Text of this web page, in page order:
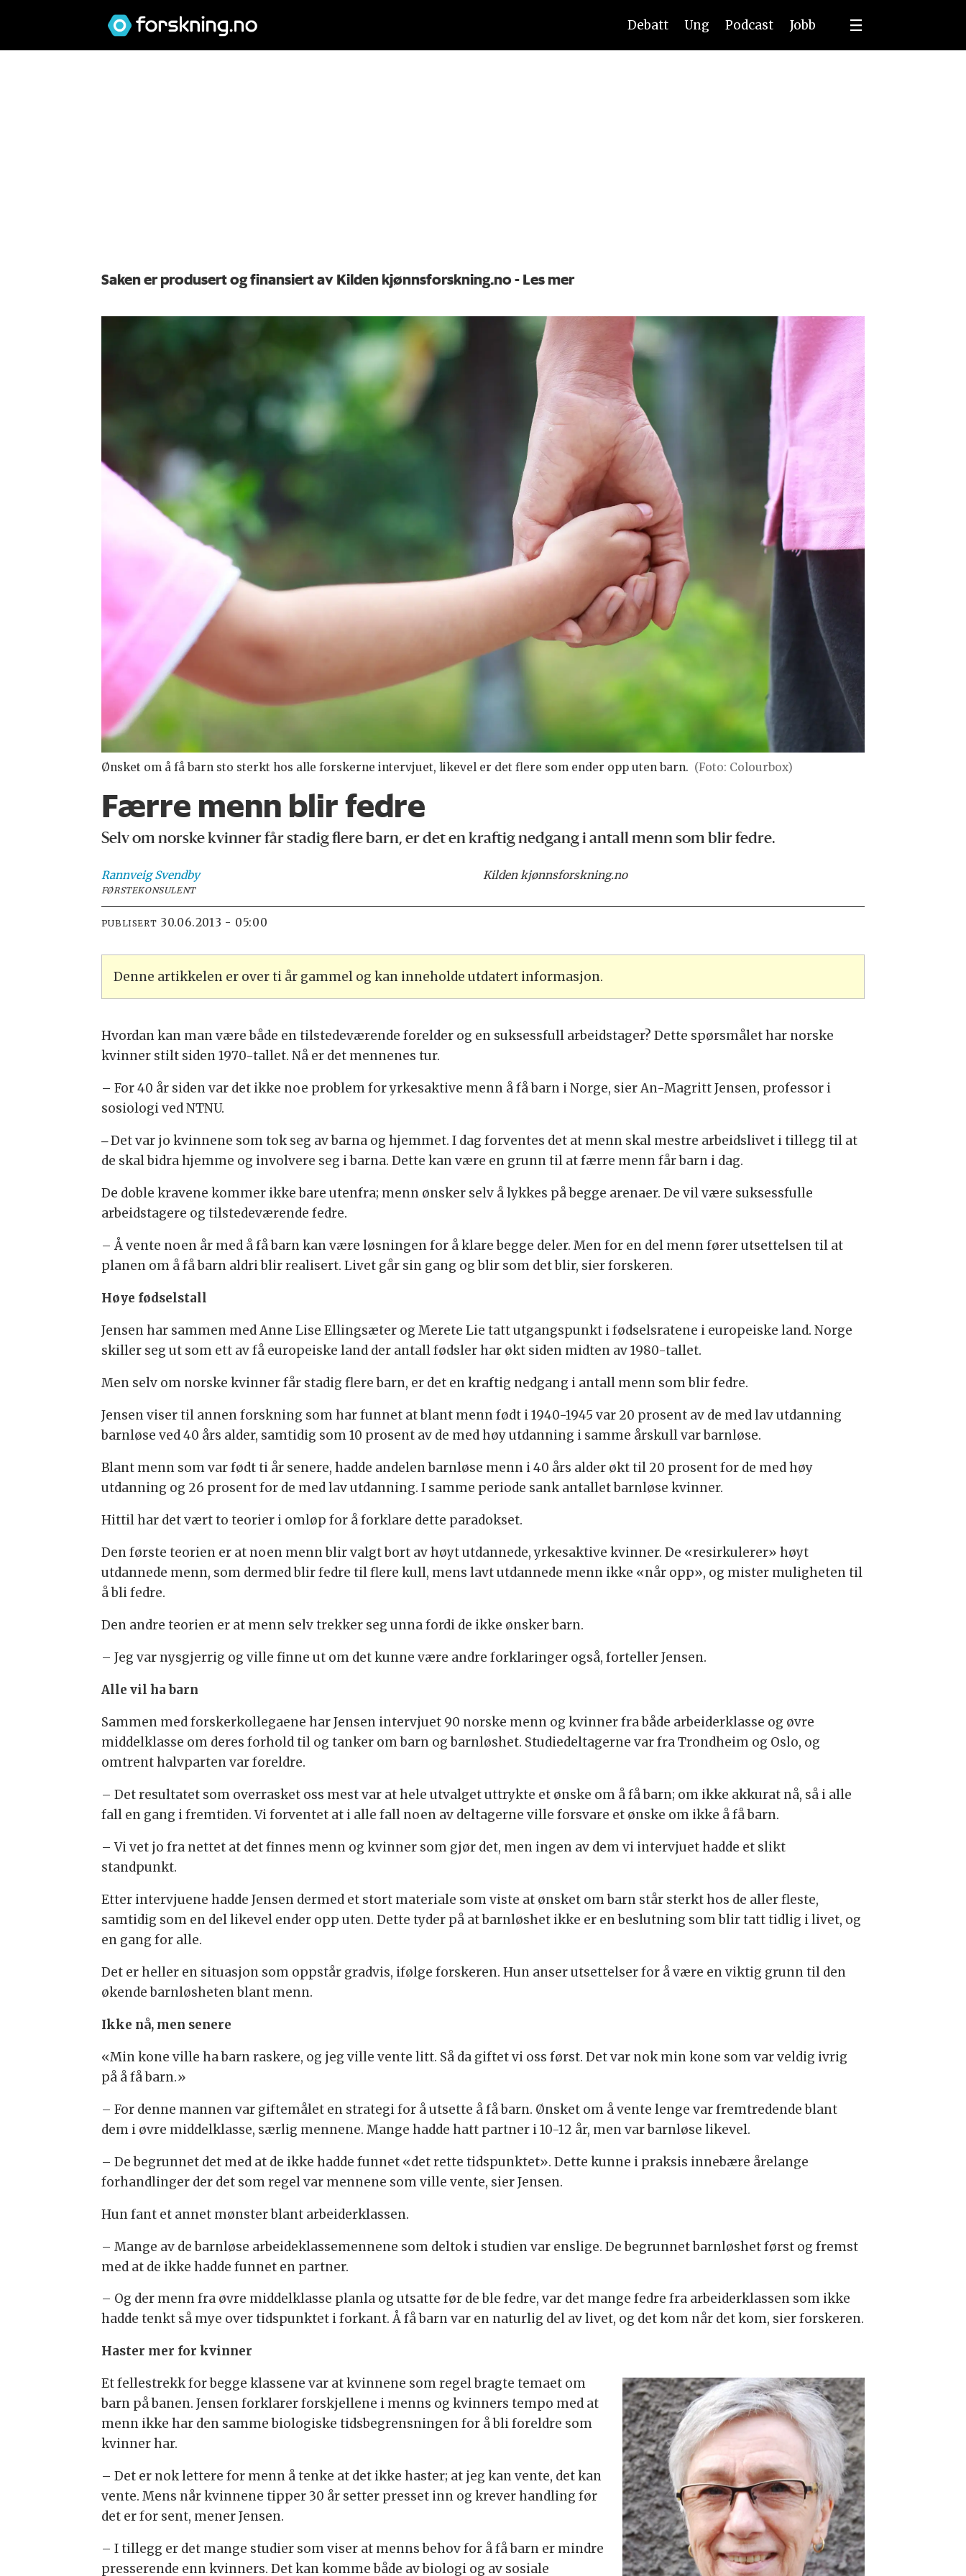
Debatt Ung Podcast Jobb
Saken er produsert og finansiert av Kilden kjønnsforskning.no- Les mer
Ønsket om å få barn sto sterkt hos alle forskerne intervjuet, likevel er det flere som ender opp uten barn. (Foto: Colourbox)
Færre menn blir fedre
Selv om norske kvinner får stadig flere barn, er det en kraftig nedgang i antall menn som blir fedre.
Rannveig Svendby
FØRSTEKONSULENT
Kilden kjønnsforskning.no
PUBLISERT 30.06.2013 - 05:00
Denne artikkelen er over ti år gammel og kan inneholde utdatert informasjon.
Hvordan kan man være både en tilstedeværende forelder og en suksessfull arbeidstager? Dette spørsmålet har norske
kvinner stilt siden 1970-tallet. Nå er det mennenes tur.
– For 40 år siden var det ikke noe problem for yrkesaktive menn å få barn i Norge, sier An-Magritt Jensen, professor i
sosiologi ved NTNU.
‒ Det var jo kvinnene som tok seg av barna og hjemmet. I dag forventes det at menn skal mestre arbeidslivet i tillegg til at
de skal bidra hjemme og involvere seg i barna. Dette kan være en grunn til at færre menn får barn i dag.
De doble kravene kommer ikke bare utenfra; menn ønsker selv å lykkes på begge arenaer. De vil være suksessfulle
arbeidstagere og tilstedeværende fedre.
– Å vente noen år med å få barn kan være løsningen for å klare begge deler. Men for en del menn fører utsettelsen til at
planen om å få barn aldri blir realisert. Livet går sin gang og blir som det blir, sier forskeren.
Høye fødselstall
Jensen har sammen med Anne Lise Ellingsæter og Merete Lie tatt utgangspunkt i fødselsratene i europeiske land. Norge
skiller seg ut som ett av få europeiske land der antall fødsler har økt siden midten av 1980-tallet.
Men selv om norske kvinner får stadig flere barn, er det en kraftig nedgang i antall menn som blir fedre.
Jensen viser til annen forskning som har funnet at blant menn født i 1940-1945 var 20 prosent av de med lav utdanning
barnløse ved 40 års alder, samtidig som 10 prosent av de med høy utdanning i samme årskull var barnløse.
Blant menn som var født ti år senere, hadde andelen barnløse menn i 40 års alder økt til 20 prosent for de med høy
utdanning og 26 prosent for de med lav utdanning. I samme periode sank antallet barnløse kvinner.
Hittil har det vært to teorier i omløp for å forklare dette paradokset.
Den første teorien er at noen menn blir valgt bort av høyt utdannede, yrkesaktive kvinner. De «resirkulerer» høyt
utdannede menn, som dermed blir fedre til flere kull, mens lavt utdannede menn ikke «når opp», og mister muligheten til
å bli fedre.
Den andre teorien er at menn selv trekker seg unna fordi de ikke ønsker barn.
– Jeg var nysgjerrig og ville finne ut om det kunne være andre forklaringer også, forteller Jensen.
Alle vil ha barn
Sammen med forskerkollegaene har Jensen intervjuet 90 norske menn og kvinner fra både arbeiderklasse og øvre
middelklasse om deres forhold til og tanker om barn og barnløshet. Studiedeltagerne var fra Trondheim og Oslo, og
omtrent halvparten var foreldre.
– Det resultatet som overrasket oss mest var at hele utvalget uttrykte et ønske om å få barn; om ikke akkurat nå, så i alle
fall en gang i fremtiden. Vi forventet at i alle fall noen av deltagerne ville forsvare et ønske om ikke å få barn.
– Vi vet jo fra nettet at det finnes menn og kvinner som gjør det, men ingen av dem vi intervjuet hadde et slikt
standpunkt.
Etter intervjuene hadde Jensen dermed et stort materiale som viste at ønsket om barn står sterkt hos de aller fleste,
samtidig som en del likevel ender opp uten. Dette tyder på at barnløshet ikke er en beslutning som blir tatt tidlig i livet, og
en gang for alle.
Det er heller en situasjon som oppstår gradvis, ifølge forskeren. Hun anser utsettelser for å være en viktig grunn til den
økende barnløsheten blant menn.
Ikke nå, men senere
«Min kone ville ha barn raskere, og jeg ville vente litt. Så da giftet vi oss først. Det var nok min kone som var veldig ivrig
på å få barn.»
– For denne mannen var giftemålet en strategi for å utsette å få barn. Ønsket om å vente lenge var fremtredende blant
dem i øvre middelklasse, særlig mennene. Mange hadde hatt partner i 10-12 år, men var barnløse likevel.
– De begrunnet det med at de ikke hadde funnet «det rette tidspunktet». Dette kunne i praksis innebære årelange
forhandlinger der det som regel var mennene som ville vente, sier Jensen.
Hun fant et annet mønster blant arbeiderklassen.
– Mange av de barnløse arbeideklassemennene som deltok i studien var enslige. De begrunnet barnløshet først og fremst
med at de ikke hadde funnet en partner.
– Og der menn fra øvre middelklasse planla og utsatte før de ble fedre, var det mange fedre fra arbeiderklassen som ikke
hadde tenkt så mye over tidspunktet i forkant. Å få barn var en naturlig del av livet, og det kom når det kom, sier forskeren.
Haster mer for kvinner
Et fellestrekk for begge klassene var at kvinnene som regel bragte temaet om
barn på banen. Jensen forklarer forskjellene i menns og kvinners tempo med at
menn ikke har den samme biologiske tidsbegrensningen for å bli foreldre som
kvinner har.
– Det er nok lettere for menn å tenke at det ikke haster; at jeg kan vente, det kan
vente. Mens når kvinnene tipper 30 år setter presset inn og krever handling før
det er for sent, mener Jensen.
– I tillegg er det mange studier som viser at menns behov for å få barn er mindre
presserende enn kvinners. Det kan komme både av biologi og av sosiale